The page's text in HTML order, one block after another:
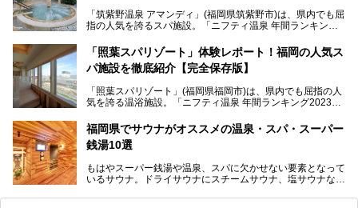
いスーパー銭湯を一挙ご紹介します。
「筑紫野温泉 アマンディ」(福岡県筑紫野市)は、県内でも屈
指の人気を誇るスパ施設。「ニフティ温泉 年間ランキング2
入浴客で賑わっています。
そこで今回は、ニフティ温泉ライターである筆者が現地訪
ーム・併設するレストランを体験し、それらの全貌を徹底紹
介します！
「照葉スパリゾート」体験レポート！福岡の人気ス
パ施設を徹底紹介【完全保存版】
「照葉スパリゾート」(福岡県福岡市)は、県内でも屈指の人
気を誇る温浴施設。「ニフティ温泉 年間ランキング2023」
常連客で賑わっています。
そこで今回は、ニフティ温泉ライターである筆者が現地体
ューズメント・宿泊施設・グルメ・その他施設まで、多彩な
る全貌と魅力を徹底紹介します！
福岡県でサウナがオススメの温泉・スパ・スーパー
銭湯10選
もはやスーパー銭湯や温泉、スパに欠かせない要素となって
いるサウナ。ドライサウナにスチームサウナ、塩サウナな
ペース、ロウリュウなど、心ゆくまで楽しむためのサービス